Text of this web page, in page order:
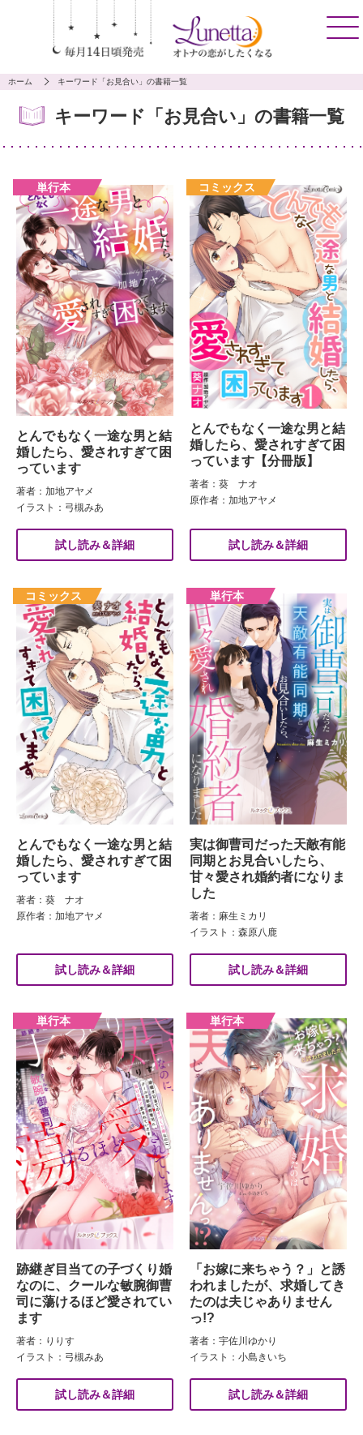
ホーム キーワード「お見合い」の書籍一覧
キーワード「お見合い」の書籍一覧
とんでもなく一途な男と結
婚したら、愛されすぎて困
っています
著者：加地アヤメ
イラスト：弓槻みあ
試し読み＆詳細
とんでもなく一途な男と結
婚したら、愛されすぎて困
っています【分冊版】
著者：葵 ナオ
原作者：加地アヤメ
試し読み＆詳細
とんでもなく一途な男と結
婚したら、愛されすぎて困
っています
著者：葵 ナオ
原作者：加地アヤメ
試し読み＆詳細
実は御曹司だった天敵有能
同期とお見合いしたら、
甘々愛され婚約者になりま
した
著者：麻生ミカリ
イラスト：森原八鹿
試し読み＆詳細
跡継ぎ目当ての子づくり婚
なのに、クールな敏腕御曹
司に蕩けるほど愛されてい
ます
著者：りりす
イラスト：弓槻みあ
試し読み＆詳細
「お嫁に来ちゃう？」と誘
われましたが、求婚してき
たのは夫じゃありません
っ!?
著者：宇佐川ゆかり
イラスト：小島きいち
試し読み＆詳細